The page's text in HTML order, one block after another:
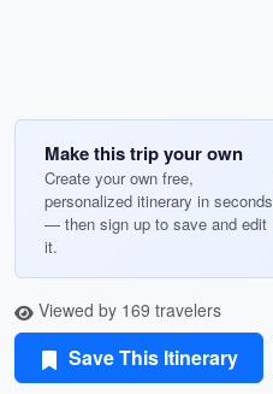
Make this trip your own
Create your own free,
personalized itinerary in seconds
— then sign up to save and edit
it.
Viewed by 169 travelers
Save This Itinerary